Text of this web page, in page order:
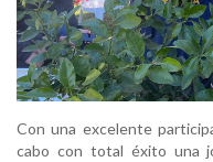
Con una excelente
cabo con total éxito una